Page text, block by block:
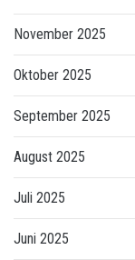
November 2025
Oktober 2025
September 2025
August 2025
Juli 2025
Juni 2025